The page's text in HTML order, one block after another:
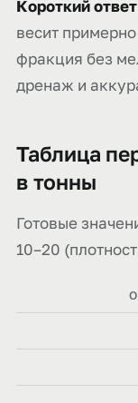
Короткий
весит
фракция без
дренаж и
Таблица
в тонны
Готовые
10–20